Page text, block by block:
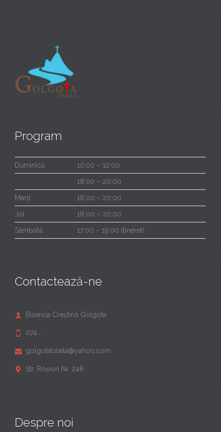
Program
Duminică 10:00 – 12:00
18:00 – 20:00
Marți 18:00 – 20:00
Joi 18:00 – 20:00
Sâmbătă 17:00 – 19:00 (tineret)
Contactează-ne
 Biserica Creștină Golgota
 074...
 golgotabraila@yahoo.com
 Str. Roșiori Nr. 246
Despre noi